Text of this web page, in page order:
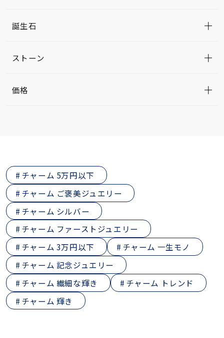
誕生石
ストーン
価格
チャーム 5万円以下
チャーム ご褒美ジュエリー
チャーム シルバー
チャーム ファーストジュエリー
チャーム 3万円以下
チャーム 一生モノ
チャーム 記念ジュエリー
チャーム 繊細な輝き
チャーム トレンド
チャーム 輝き